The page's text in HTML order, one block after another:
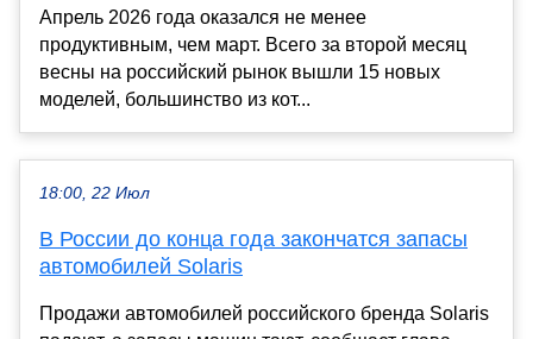
Апрель 2026 года оказался не менее
продуктивным, чем март. Всего за второй месяц
весны на российский рынок вышли 15 новых
моделей, большинство из кот...
18:00, 22 Июл
В России до конца года закончатся запасы
автомобилей Solaris
Продажи автомобилей российского бренда Solaris